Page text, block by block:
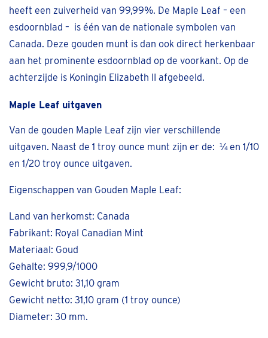
heeft een zuiverheid van 99,99%. De Maple Leaf – een
esdoornblad – is één van de nationale symbolen van
Canada. Deze gouden munt is dan ook direct herkenbaar
aan het prominente esdoornblad op de voorkant. Op de
achterzijde is Koningin Elizabeth II afgebeeld.
Maple Leaf uitgaven
Van de gouden Maple Leaf zijn vier verschillende
uitgaven. Naast de 1 troy ounce munt zijn er de: ¼ en 1/10
en 1/20 troy ounce uitgaven.
Eigenschappen van Gouden Maple Leaf:
Land van herkomst: Canada
Fabrikant: Royal Canadian Mint
Materiaal: Goud
Gehalte: 999,9/1000
Gewicht bruto: 31,10 gram
Gewicht netto: 31,10 gram (1 troy ounce)
Diameter: 30 mm.